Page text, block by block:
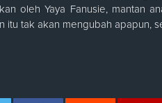
oleh Yaya Fanusie, mantan
itu tak akan mengubah apapun,